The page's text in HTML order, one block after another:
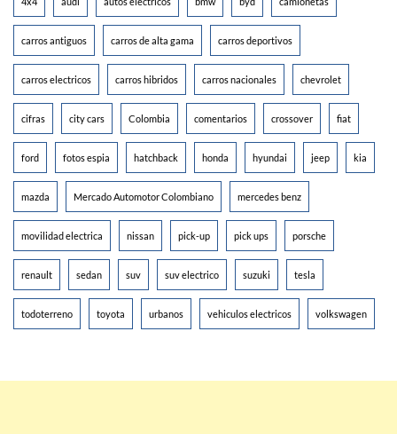
carros antiguos carros de alta gama carros deportivos
carros electricos carros hibridos carros nacionales chevrolet
cifras city cars Colombia comentarios crossover fiat
ford fotos espia hatchback honda hyundai jeep kia
mazda Mercado Automotor Colombiano mercedes benz
movilidad electrica nissan pick-up pick ups porsche
renault sedan suv suv electrico suzuki tesla
todoterreno toyota urbanos vehiculos electricos volkswagen